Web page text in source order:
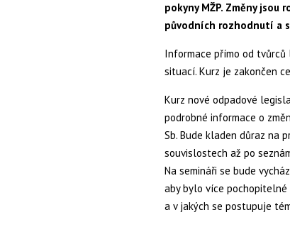
pokyny MŽP. Změny
původních rozhodnutí a
Informace přímo od
situací. Kurz je zakončen
Kurz nové odpadové
podrobné informace o
Sb. Bude kladen důraz na
souvislostech až po
Na semináři se bude
aby bylo více pochopitelné
a v jakých se postupuje